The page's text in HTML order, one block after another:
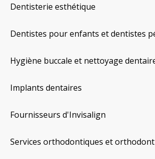
Dentisterie esthétique
Dentistes pour enfants et dentistes
Hygiène buccale et nettoyage
Implants dentaires
Fournisseurs d'Invisalign
Services orthodontiques et